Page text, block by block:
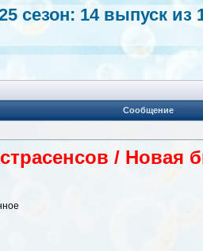
сезон: 14 выпуск из
Сообщение
/ Новая